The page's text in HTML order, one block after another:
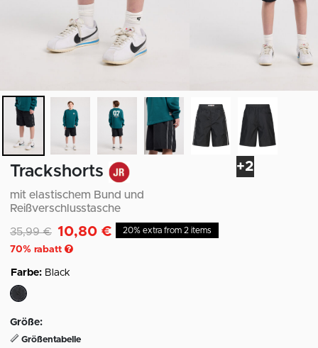
+2
Trackshorts
mit elastischem Bund und
Reißverschlusstasche
Reduziert von
35,99 €auf10,80 €
70% rabatt
20% extra from 2 items
Farbe: Black
Größe:
Größentabelle